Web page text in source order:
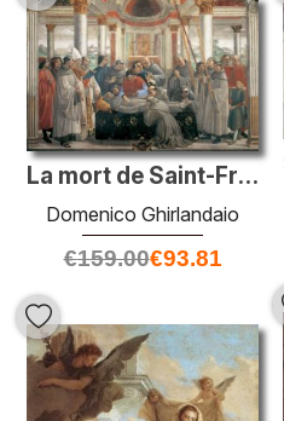
La mort de Saint-François
Domenico Ghirlandaio
€159.00€93.81